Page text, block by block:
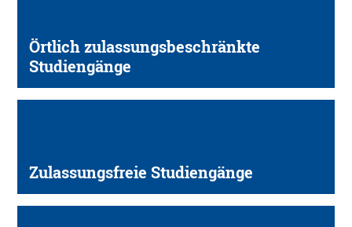
Örtlich zulassungsbeschränkte
Studiengänge
Zulassungsfreie Studiengänge